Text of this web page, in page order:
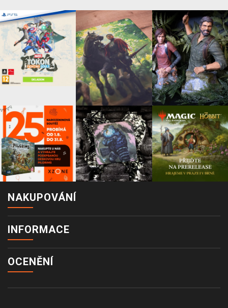
NAKUPOVÁNÍ
INFORMACE
OCENĚNÍ